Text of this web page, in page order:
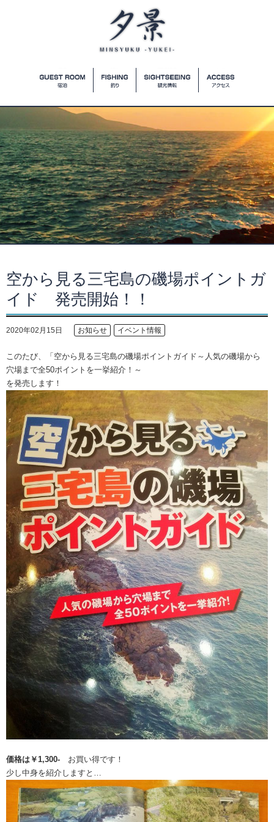
空から見る三宅島の磯場ポイントガ
イド 発売開始！！
2020年02月15日 お知らせ イベント情報
このたび、「空から見る三宅島の磯場ポイントガイド～人気の磯場から
穴場まで全50ポイントを一挙紹介！～
を発売します！
価格は￥1,300- お買い得です！
少し中身を紹介しますと…